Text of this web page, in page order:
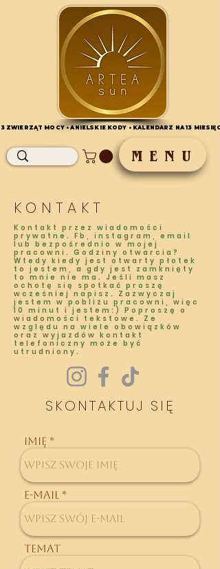
M E N U
13 ZWIERZĄT MOCY • ANIELSKIE KODY • KALENDARZ NA 13
ZWIERZĄT MOCY • ANIELSKIE KODY • KALENDARZ NA 13
KONTAKT
Kontakt przez wiadomości
prywatne. Fb, instagram, email
lub bezpośrednio w mojej
pracowni. Godziny otwarcia?
Wtedy kiedy jest otwarty płotek
to jestem, a gdy jest zamknięty
to mnie nie ma. Jeśli masz
ochotę się spotkać proszę
wcześniej napisz. Zazwyczaj
jestem w pobliżu pracowni, więc
10 minut i jestem:) Poproszę o
wiadomości tekstowe. Ze
względu na wiele obowiązków
oraz wyjazdów kontakt
telefoniczny może być
utrudniony.
SKONTAKTUJ SIĘ
Imię
E-mail
Temat